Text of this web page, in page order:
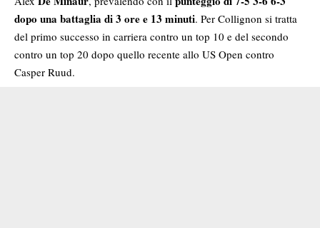
dopo una battaglia di 3 ore e 13 minuti. Per Collignon si tratta
del primo successo in carriera contro un top 10 e del secondo
contro un top 20 dopo quello recente allo US Open contro
Casper Ruud.